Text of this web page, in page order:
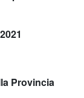
Provincia